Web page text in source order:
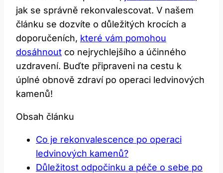
jak se správně rekonvalescovat. V našem
článku se dozvíte o důležitých krocích a
doporučeních, které vám pomohou
dosáhnout co nejrychlejšího a účinného
uzdravení. Buďte připraveni na cestu k
úplné obnově zdraví po operaci ledvinových
kamenů!
Obsah článku
Co je rekonvalescence po operaci
ledvinových kamenů?
Důležitost odpočinku a péče o sebe po